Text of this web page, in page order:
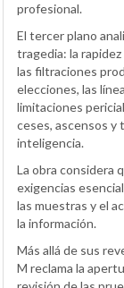
profesional.
El tercer plano
tragedia: la
las filtraciones
elecciones, las
limitaciones
ceses, ascensos y
inteligencia.
La obra considera
exigencias
las muestras y el
la información.
Más allá de sus
M reclama la